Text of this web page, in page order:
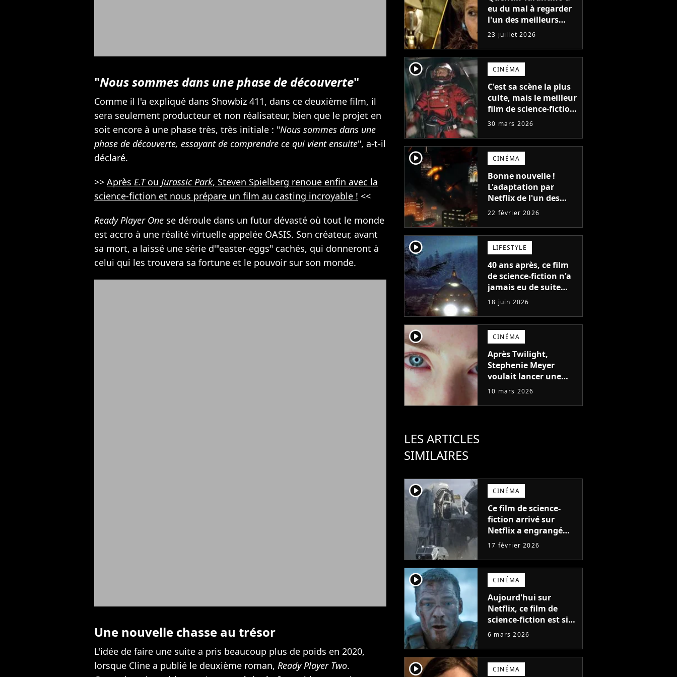
"Nous sommes dans une phase de découverte"
Comme il l'a expliqué dans Showbiz 411, dans ce deuxième film, il
sera seulement producteur et non réalisateur, bien que le projet en
soit encore à une phase très, très initiale : "Nous sommes dans une
phase de découverte, essayant de comprendre ce qui vient ensuite", a-t-il
déclaré.
>> Après E.Tou Jurassic Park, Steven Spielberg renoue enfin avec la
science-fiction et nous prépare un film au casting incroyable ! <<
Ready Player One se déroule dans un futur dévasté où tout le monde
est accro à une réalité virtuelle appelée OASIS. Son créateur, avant
sa mort, a laissé une série d'"easter-eggs" cachés, qui donneront à
celui qui les trouvera sa fortune et le pouvoir sur son monde.
Une nouvelle chasse au trésor
L'idée de faire une suite a pris beaucoup plus de poids en 2020,
lorsque Cline a publié le deuxième roman, Ready Player Two.
eu du mal à regarder
l'un des meilleurs
films de tous les
temps : "J'ai à peine
réussi à aller jusqu'au
générique de fin"
23 juillet 2026
player2 CINÉMA
C'est sa scène la plus
culte, mais le meilleur
film de science-fiction
du moment a failli
30 mars 2026
player2 CINÉMA
Bonne nouvelle !
L'adaptation par
Netflix de l'un des
meilleurs jeux vidéo
tous les temps a enfin
un planning crédible
22 février 2026
player2 LIFESTYLE
40 ans après, ce film
de science-fiction n'a
jamais eu de suite
mais on a ENFIN la
réponse qu'on
attendait tous
18 juin 2026
player2 CINÉMA
Après Twilight,
Stephenie Meyer
voulait lancer une
nouvelle saga de
seul film a tout fait
10 mars 2026
LES ARTICLES
SIMILAIRES
player2 CINÉMA
Ce film de science-
fiction arrivé sur
Netflix a engrangé
403 millions de dollars
revivre l'une des
sagas les plus
emblématiques de
tous les temps
17 février 2026
player2 CINÉMA
Aujourd'hui sur
Netflix, ce film de
science-fiction est si
spectaculaire que
avait peur sur le
tournage
6 mars 2026
player2 CINÉMA